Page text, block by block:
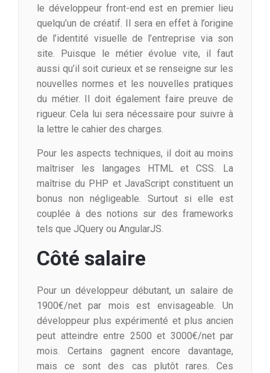
le développeur front-end est en premier lieu
quelqu’un de créatif. Il sera en effet à l’origine
de l’identité visuelle de l’entreprise via son
site. Puisque le métier évolue vite, il faut
aussi qu’il soit curieux et se renseigne sur les
nouvelles normes et les nouvelles pratiques
du métier. Il doit également faire preuve de
rigueur. Cela lui sera nécessaire pour suivre à
la lettre le cahier des charges.
Pour les aspects techniques, il doit au moins
maîtriser les langages HTML et CSS. La
maîtrise du PHP et JavaScript constituent un
bonus non négligeable. Surtout si elle est
couplée à des notions sur des frameworks
tels que JQuery ou AngularJS.
Côté salaire
Pour un développeur débutant, un salaire de
1900€/net par mois est envisageable. Un
développeur plus expérimenté et plus ancien
peut atteindre entre 2500 et 3000€/net par
mois. Certains gagnent encore davantage,
mais ce sont des cas plutôt rares. Ces